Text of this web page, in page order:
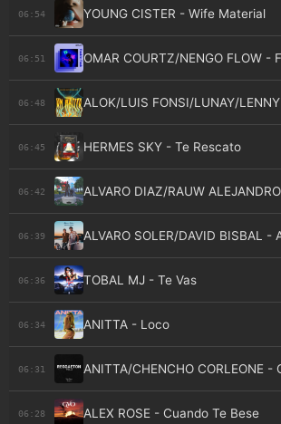
06:54 YOUNG CISTER - Wife Material
06:51 OMAR COURTZ/NENGO FLOW -
06:48 ALOK/LUIS FONSI/LUNAY/
06:45 HERMES SKY - Te Rescato
06:42 ALVARO DIAZ/RAUW
06:39 ALVARO SOLER/DAVID BISBAL -
06:36 TOBAL MJ - Te Vas
06:34 ANITTA - Loco
06:31 ANITTA/CHENCHO CORLEONE -
06:28 ALEX ROSE - Cuando Te Bese